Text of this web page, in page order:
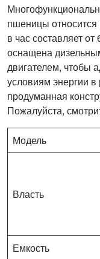
пшеницы относится
в час составляет
оснащена
двигателем, чтобы
условиям энергии
продуманная
Пожалуйста,
Модель
Власть
Емкость